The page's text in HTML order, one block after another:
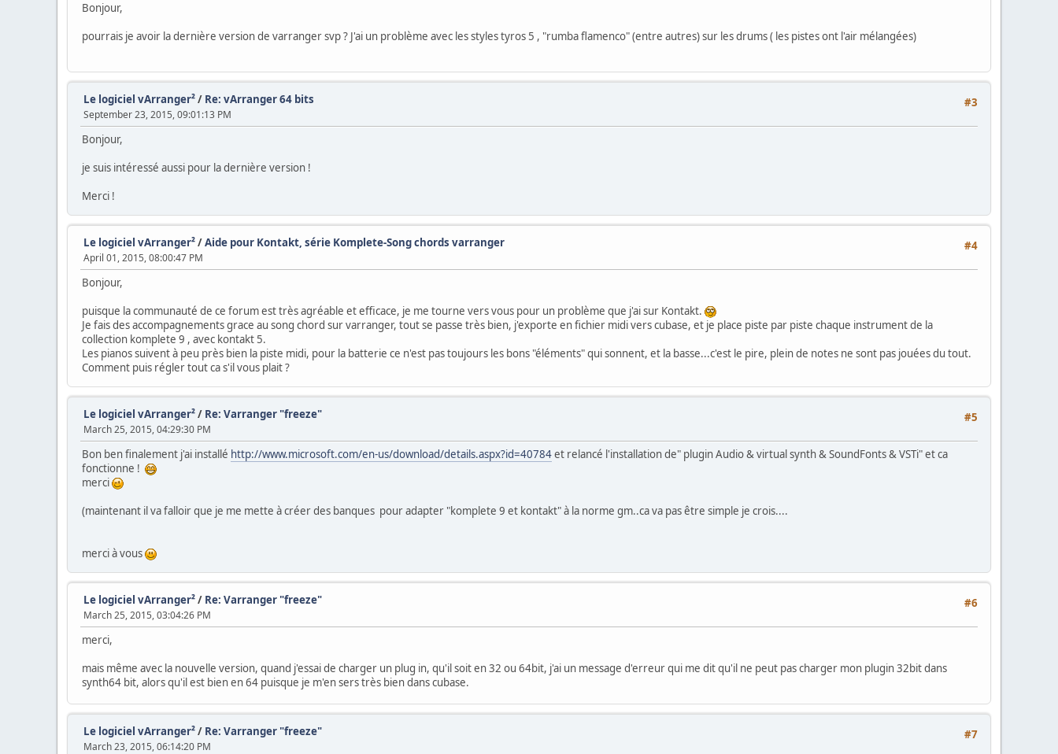
Bonjour,
pourrais je avoir la dernière version de varranger svp ? J'ai un problème avec les styles tyros 5 , "rumba flamenco" (entre autres) sur les drums ( les pistes ont l'air mélangées)
#3
Le logiciel vArranger²/ Re: vArranger 64 bits
September 23, 2015, 09:01:13 PM
Bonjour,
je suis intéressé aussi pour la dernière version !
Merci !
#4
Le logiciel vArranger²/Aide pour Kontakt, série Komplete-Song chords varranger
April 01, 2015, 08:00:47 PM
Bonjour,
puisque la communauté de ce forum est très agréable et efficace, je me tourne vers vous pour un problème que j'ai sur Kontakt.
Je fais des accompagnements grace au song chord sur varranger, tout se passe très bien, j'exporte en fichier midi vers cubase, et je place piste par piste chaque instrument de la
collection komplete 9 , avec kontakt 5.
Les pianos suivent à peu près bien la piste midi, pour la batterie ce n'est pas toujours les bons "éléments" qui sonnent, et la basse...c'est le pire, plein de notes ne sont pas jouées du tout.
Comment puis régler tout ca s'il vous plait ?
#5
Le logiciel vArranger²/ Re: Varranger "freeze"
March 25, 2015, 04:29:30 PM
Bon ben finalement j'ai installé http://www.microsoft.com/en-us/download/details.aspx?id=40784et relancé l'installation de" plugin Audio & virtual synth & SoundFonts & VSTi" et ca
fonctionne !
merci
(maintenant il va falloir que je me mette à créer des banques pour adapter "komplete 9 et kontakt" à la norme gm..ca va pas être simple je crois....
merci à vous
#6
Le logiciel vArranger²/ Re: Varranger "freeze"
March 25, 2015, 03:04:26 PM
merci,
mais même avec la nouvelle version, quand j'essai de charger un plug in, qu'il soit en 32 ou 64bit, j'ai un message d'erreur qui me dit qu'il ne peut pas charger mon plugin 32bit dans
synth64 bit, alors qu'il est bien en 64 puisque je m'en sers très bien dans cubase.
#7
Le logiciel vArranger²/ Re: Varranger "freeze"
March 23, 2015, 06:14:20 PM